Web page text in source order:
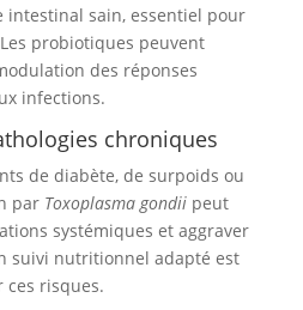
sain, essentiel pour
probiotiques peuvent
des réponses
infections.
chroniques
de diabète, de surpoids ou
par Toxoplasma gondiipeut
systémiques et aggraver
suivi nutritionnel adapté est
risques.